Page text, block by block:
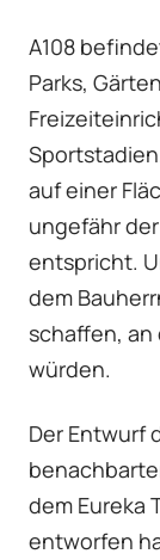
A108
Parks,
auf einer
ungefähr
entspricht.
dem
schaffen,
würden.
Der Entwurf
dem Eureka
entworfen